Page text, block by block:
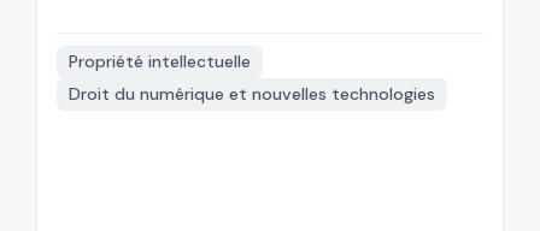
Propriété intellectuelle
Droit du numérique et nouvelles technologies